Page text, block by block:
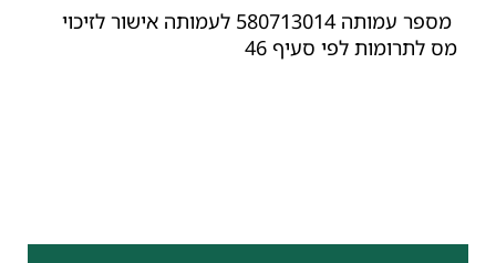
מספר עמותה 580713014 לעמותה אישור לזיכוי
לתרומות לפי סעיף 46